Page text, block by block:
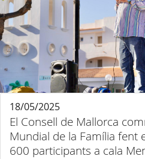
El Consell de Mallorca
Mundial de la Família fent
600 participants a cala
18/05/2025